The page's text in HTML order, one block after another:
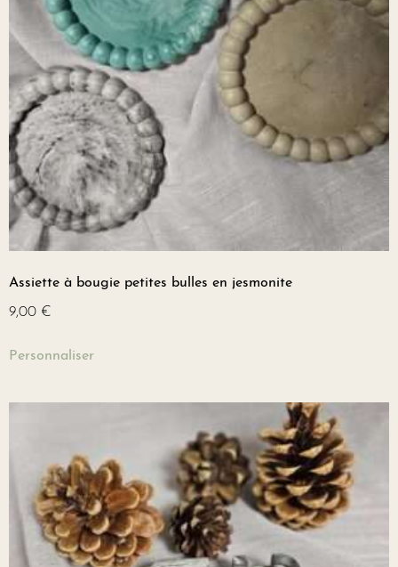
Assiette à bougie petites bulles en jesmonite
9,00 €
Personnaliser